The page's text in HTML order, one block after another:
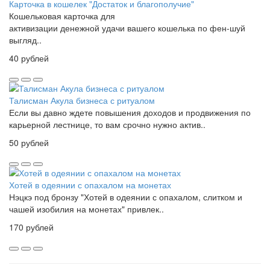
Карточка в кошелек "Достаток и благополучие"
Кошельковая карточка для
активизации денежной удачи вашего кошелька по фен-шуй
выгляд..
40 рублей
Талисман Акула бизнеса с ритуалом
Если вы давно ждете повышения доходов и продвижения по
карьерной лестнице, то вам срочно нужно актив..
50 рублей
Хотей в одеянии с опахалом на монетах
Нэцкэ под бронзу "Хотей в одеянии с опахалом, слитком и
чашей изобилия на монетах" привлек..
170 рублей